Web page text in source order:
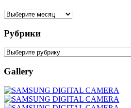
Рубрики
Gallery